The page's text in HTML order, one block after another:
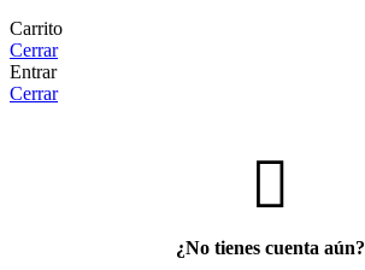
Carrito
Cerrar
Entrar
Cerrar
¿No tienes cuenta aún?